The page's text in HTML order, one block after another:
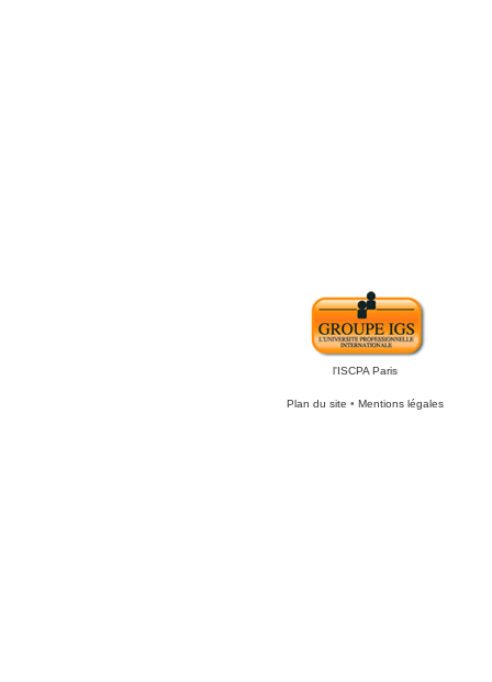
l'ISCPA Paris
Plan du site • Mentions légales